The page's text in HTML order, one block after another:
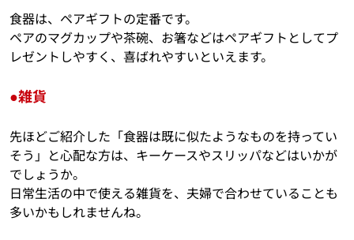
食器は、ペアギフトの定番です。
ペアのマグカップや茶碗、お箸などはペアギフトとしてプ
レゼントしやすく、喜ばれやすいといえます。
●雑貨
先ほどご紹介した「食器は既に似たようなものを持ってい
そう」と心配な方は、キーケースやスリッパなどはいかが
でしょうか。
日常生活の中で使える雑貨を、夫婦で合わせていることも
多いかもしれませんね。